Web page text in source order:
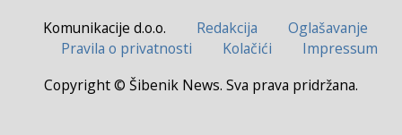
Komunikacije d.o.o. Redakcija
Oglašavanje
Pravila o privatnosti
Kolačići
Impressum
Copyright © Šibenik News. Sva prava pridržana.